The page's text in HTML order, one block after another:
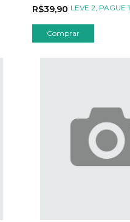
R$39,90 LEVE 2, PAGUE 1
Comprar